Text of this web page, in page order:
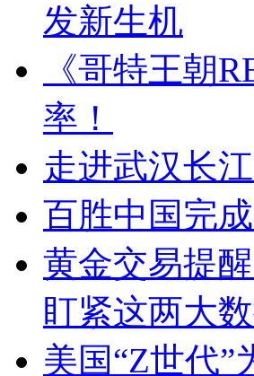
发新生机
《哥特王朝
率！
走进武汉长
百胜中国完
黄金交易提
盯紧这两大
美国“Z世代”